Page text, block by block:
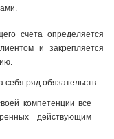
счета определяется
и закрепляется
себя ряд обязательств:
компетенции все
действующим